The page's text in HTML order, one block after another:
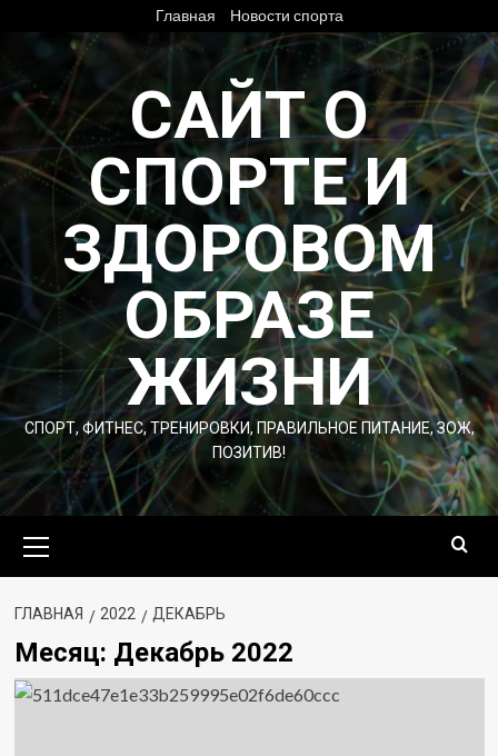
содержимому
Главная Новости спорта
САЙТ О
СПОРТЕ И
ЗДОРОВОМ
ОБРАЗЕ
ЖИЗНИ
СПОРТ, ФИТНЕС, ТРЕНИРОВКИ, ПРАВИЛЬНОЕ ПИТАНИЕ, ЗОЖ,
ПОЗИТИВ!
меню
ГЛАВНАЯ 2022 ДЕКАБРЬ
Месяц: Декабрь 2022